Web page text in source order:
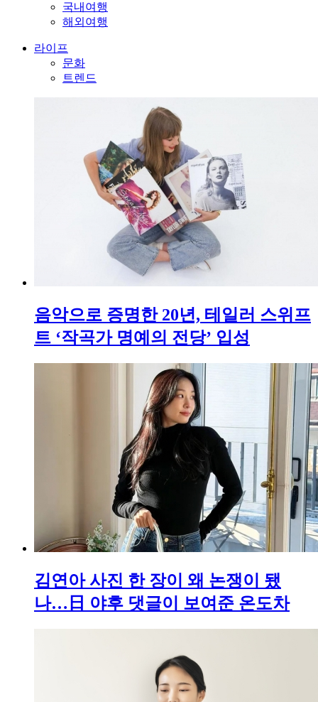
국내여행
해외여행
라이프
문화
트렌드
음악으로 증명한 20년, 테일러 스위프
트 ‘작곡가 명예의 전당’ 입성
김연아 사진 한 장이 왜 논쟁이 됐
나…日 야후 댓글이 보여준 온도차